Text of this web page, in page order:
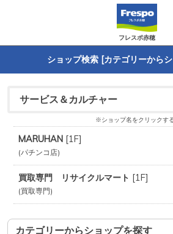
フレスポ赤穂
ショップ検索 [カテゴリーから
サービス＆カルチャー
※ショップ名をクリックす
MARUHAN [1F]
パチンコ店
買取専門 リサイクルマート [1F]
買取専門
カテゴリーからショップを探す